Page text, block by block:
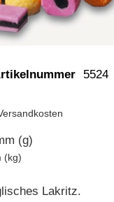
5524
(g)
(kg)
Lakritz.